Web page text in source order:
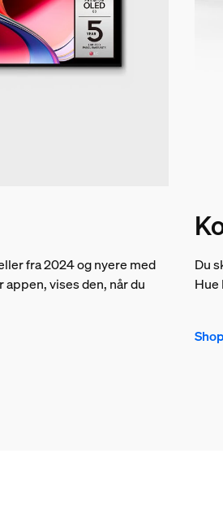
fra 2024 og nyere med
vises den, når du
Du
Hue